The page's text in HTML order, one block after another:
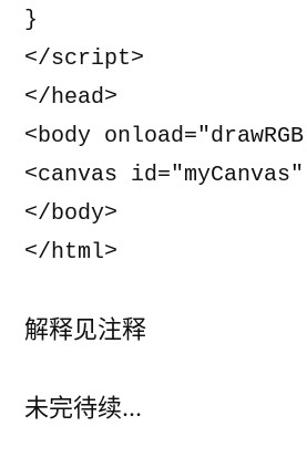
}
</script>
</head>
<body
<canvas
</body>
</html>
解释见注释
未完待续…